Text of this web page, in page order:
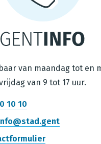
van maandag tot en
van 9 tot 17 uur.
10 10